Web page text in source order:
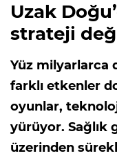
Uzak
strateji
Yüz milyarlarca
farklı etkenler
oyunlar,
yürüyor. Sağlık
üzerinden